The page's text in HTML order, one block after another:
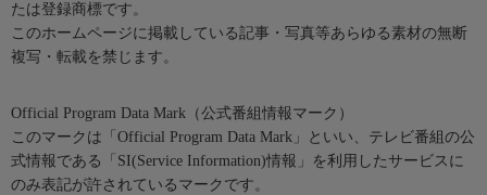
たは登録商標です。
このホームページに掲載している記事・写真等あらゆる素材の無断
複写・転載を禁じます。
Official Program Data Mark（公式番組情報マーク）
このマークは「Official Program Data Mark」といい、テレビ番組の公
式情報である「SI(Service Information)情報」を利用したサービスに
のみ表記が許されているマークです。